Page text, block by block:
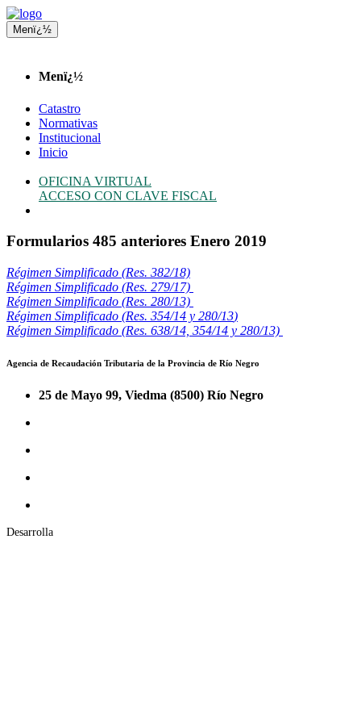
Menï¿½
Menï¿½
Catastro
Normativas
Institucional
Inicio
OFICINA VIRTUAL
ACCESO CON CLAVE FISCAL
Formularios 485 anteriores Enero 2019
Régimen Simplificado (Res. 382/18)
Régimen Simplificado (Res. 279/17)
Régimen Simplificado (Res. 280/13)
Régimen Simplificado (Res. 354/14 y 280/13)
Régimen Simplificado (Res. 638/14, 354/14 y 280/13)
Agencia de Recaudación Tributaria de la Provincia de Río Negro
25 de Mayo 99, Viedma (8500) Río Negro
Desarrolla